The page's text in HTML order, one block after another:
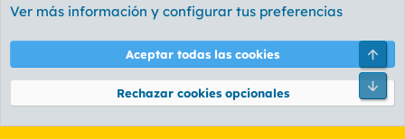
Cookies
PL OLDSTYLE AMARILLO
Términos y reglas Política de privacidad Ayuda
Community platform by XenForo® © 2010-2026 XenForo Ltd.
Ver más información y configurar tus preferencias
Aceptar todas las cookies
Rechazar cookies opcionales
Pie